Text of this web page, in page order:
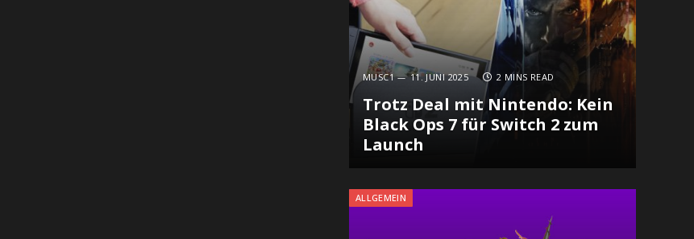
MUSC1 11. JUNI 2025 2 MINS READ
Trotz Deal mit Nintendo: Kein
Black Ops 7 für Switch 2 zum
Launch
ALLGEMEIN